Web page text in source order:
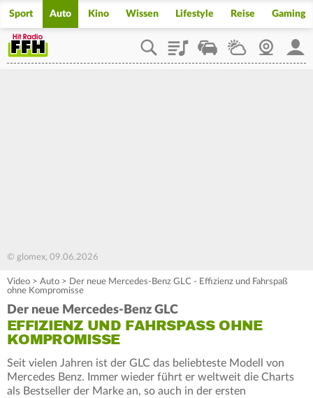
Sport Auto Kino Wissen Lifestyle Reise Gaming
PlaylistStaupilotWetterWebcam
© glomex, 09.06.2026
Video > Auto > Der neue Mercedes-Benz GLC - Effizienz und Fahrspaß
ohne Kompromisse
Der neue Mercedes-Benz GLC
EFFIZIENZ UND FAHRSPASS OHNE K
OMPROMISSE
Seit vielen Jahren ist der GLC das beliebteste Modell von
Mercedes Benz. Immer wieder führt er weltweit die Charts
als Bestseller der Marke an, so auch in der ersten